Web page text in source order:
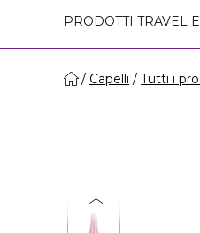
PRODOTTI TRAVEL
Capelli Tutti i